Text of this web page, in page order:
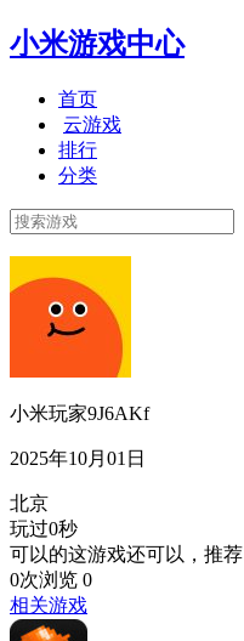
小米游戏中心
首页
云游戏
排行
分类
小米玩家9J6AKf
2025年10月01日
北京
玩过0秒
可以的这游戏还可以，推荐
0次浏览 0
相关游戏